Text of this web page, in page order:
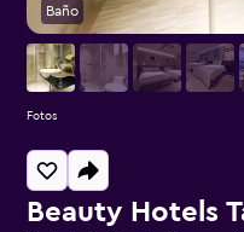
Beauty Hotels
Baño
Fotos